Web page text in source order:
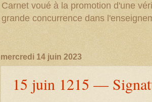
Carnet voué à la promotion d'une
grande concurrence dans
mercredi 14 juin 2023
15 juin 1215 —